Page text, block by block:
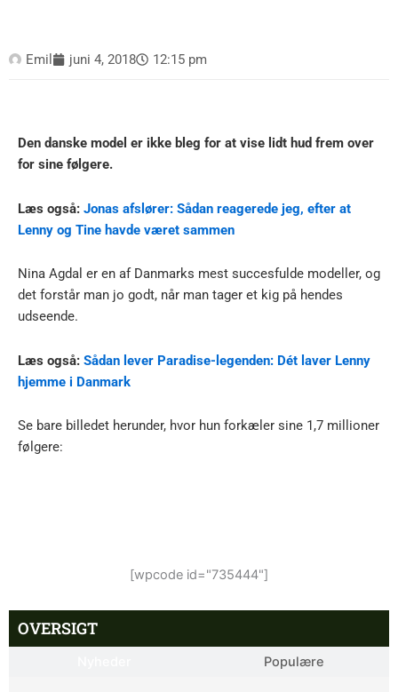
Emil juni 4, 2018 12:15 pm
Den danske model er ikke bleg for at vise lidt hud frem over
for sine følgere.
Læs også: Jonas afslører: Sådan reagerede jeg, efter at
Lenny og Tine havde været sammen
Nina Agdal er en af Danmarks mest succesfulde modeller, og
det forstår man jo godt, når man tager et kig på hendes
udseende.
Læs også: Sådan lever Paradise-legenden: Dét laver Lenny
hjemme i Danmark
Se bare billedet herunder, hvor hun forkæler sine 1,7 millioner
følgere:
[wpcode id="735444"]
OVERSIGT
Populære